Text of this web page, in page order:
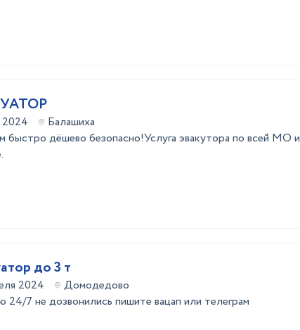
2024
Балашиха
быстро дёшево безопасно!Услуга эвакутора по всей МО и
до 3 т
2024
Домодедово
24/7 не дозвонились пишите вацап или телеграм